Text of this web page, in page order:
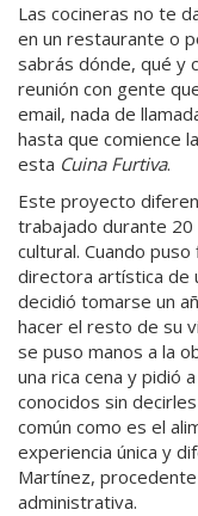
Las cocineras no te
en un restaurante o
sabrás dónde, qué y
reunión con gente
email, nada de
hasta que comience
esta Cuina Furtiva.
Este proyecto
trabajado durante
cultural. Cuando
directora artística de
decidió tomarse un
hacer el resto de su
se puso manos a la
una rica cena y pidió
conocidos sin
común como es el
experiencia única y
Martínez,
administrativa.